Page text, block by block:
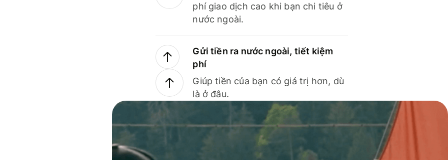
phí giao dịch cao khi bạn chi tiêu ở
nước ngoài.
Gửi tiền ra nước ngoài, tiết kiệm
phí
Giúp tiền của bạn có giá trị hơn, dù
là ở đâu.